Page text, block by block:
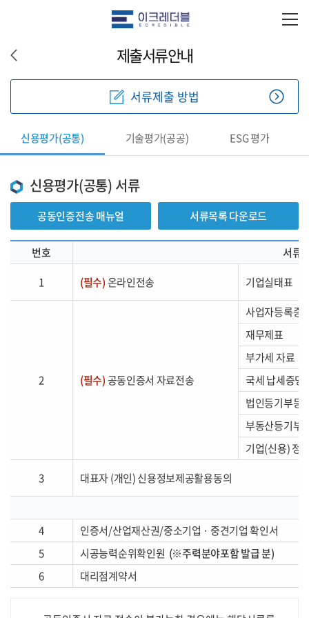
제출서류안내
서류제출 방법
신용평가(공통) 기술평가(공공) ESG 평가
신용평가(공통) 서류
공동인증전송 매뉴얼 서류목록 다운로드
번호
서류
1
(필수)온라인전송 기업실태표
2 (필수)공동인증서 자료전송
사업자등록증
재무제표
부가세 자료
국세 납세증명
법인등기부등
부동산등기부
기업(신용) 정
3
대표자 (개인) 신용정보제공활용동의
4
인증서/산업재산권/중소기업 · 중견기업 확인서
5
시공능력순위확인원 (※주력분야포함 발급 분)
6
대리점계약서